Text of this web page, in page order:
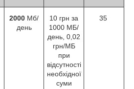
2000 Мб/
день
10 грн за
1000 МБ/
день, 0,02
грн/МБ
при
відсутності
необхідної
суми
35